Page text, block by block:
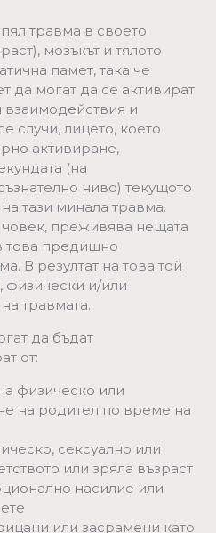
травма в своето
мозъкът и тялото
памет, така че
да могат да се активират
и
случи, лицето, което
активиране,
(на
ниво) текущото
тази минала травма.
човек, преживява нещата
това предишно
В резултат на това той
физически и/или
травмата.
да бъдат
от:
физическо или
на родител по време на
сексуално или
или зряла възраст
насилие или
или засрамени като